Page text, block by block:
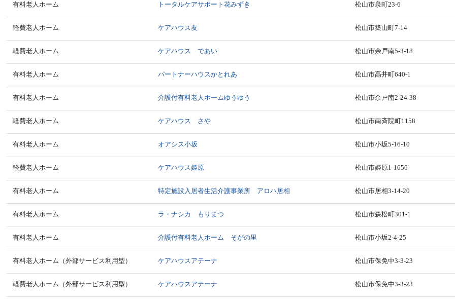
有料老人ホーム トータルケアサポート花みずき 松山市泉町23-6
軽費老人ホーム ケアハウス友 松山市築山町7-14
軽費老人ホーム ケアハウス であい 松山市余戸南5-3-18
有料老人ホーム パートナーハウスかとれあ 松山市高井町640-1
有料老人ホーム 介護付有料老人ホームゆうゆう 松山市余戸南2-24-38
軽費老人ホーム ケアハウス さや 松山市南斉院町1158
有料老人ホーム オアシス小坂 松山市小坂5-16-10
軽費老人ホーム ケアハウス姫原 松山市姫原1-1656
有料老人ホーム 特定施設入居者生活介護事業所 アロハ居相 松山市居相3-14-20
有料老人ホーム ラ・ナシカ もりまつ 松山市森松町301-1
有料老人ホーム 介護付有料老人ホーム そがの里 松山市小坂2-4-25
有料老人ホーム（外部サービス利用型） ケアハウスアテーナ 松山市保免中3-3-23
軽費老人ホーム（外部サービス利用型） ケアハウスアテーナ 松山市保免中3-3-23